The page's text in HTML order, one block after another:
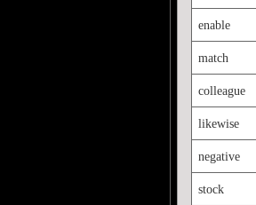
enable
match
colleague
likewise
negative
stock